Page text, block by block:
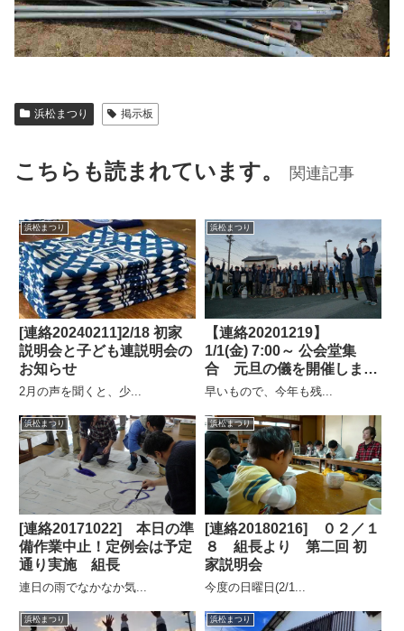
浜松まつり 掲示板
こちらも読まれています。 関連記事
浜松まつり
[連絡20240211]2/18 初家
説明会と子ども連説明会の
お知らせ
2月の声を聞くと、少...
浜松まつり
【連絡20201219】
1/1(金) 7:00～ 公会堂集
合 元旦の儀を開催しま
す 事務局長
早いもので、今年も残...
浜松まつり
[連絡20171022] 本日の準
備作業中止！定例会は予定
通り実施 組長
連日の雨でなかなか気...
浜松まつり
[連絡20180216] ０２／１
８ 組長より 第二回 初
家説明会
今度の日曜日(2/1...
浜松まつり 浜松まつり